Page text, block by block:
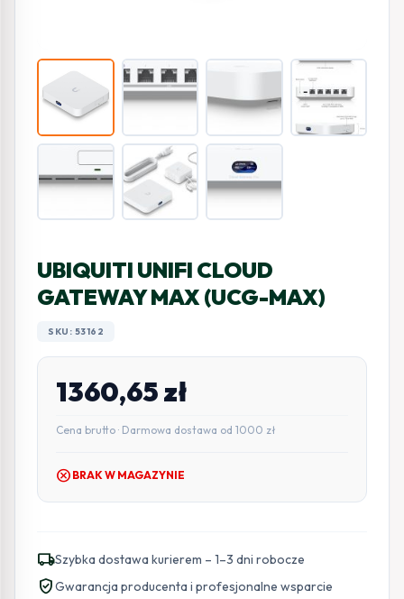
UBIQUITI UNIFI CLOUD
GATEWAY MAX (UCG-MAX)
SKU: 53162
1360,65zł
Cena brutto · Darmowa dostawa od 1000 zł
cancel BRAK W MAGAZYNIE
local_shippingSzybka dostawa kurierem – 1–3 dni robocze
verified_userGwarancja producenta i profesjonalne wsparcie